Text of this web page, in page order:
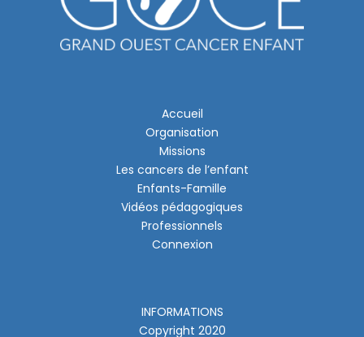
Accueil
Organisation
Missions
Les cancers de l’enfant
Enfants-Famille
Vidéos pédagogiques
Professionnels
Connexion
INFORMATIONS
Copyright 2020